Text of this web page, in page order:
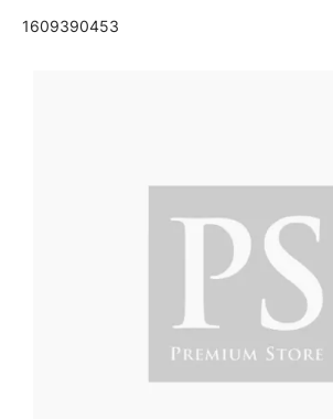
1609390453